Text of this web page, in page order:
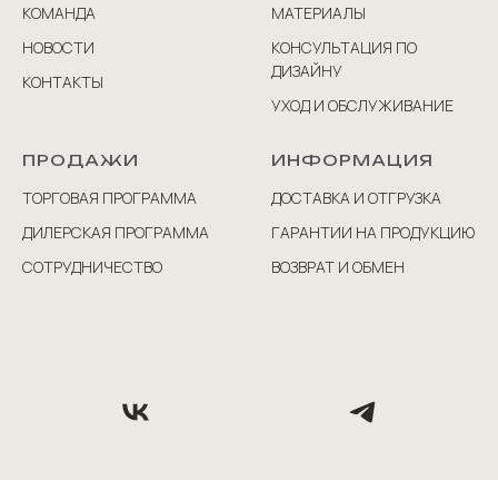
КОМАНДА
НОВОСТИ
КОНТАКТЫ
МАТЕРИАЛЫ
КОНСУЛЬТАЦИЯ ПО
ДИЗАЙНУ
УХОД И ОБСЛУЖИВАНИЕ
ПРОДАЖИ
ТОРГОВАЯ ПРОГРАММА
ДИЛЕРСКАЯ ПРОГРАММА
СОТРУДНИЧЕСТВО
ИНФОРМАЦИЯ
ДОСТАВКА И ОТГРУЗКА
ГАРАНТИИ НА ПРОДУКЦИЮ
ВОЗВРАТ И ОБМЕН